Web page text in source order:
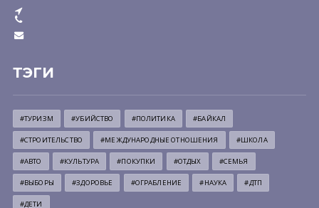
ТЭГИ
#ТУРИЗМ #УБИЙСТВО #ПОЛИТИКА #БАЙКАЛ
#СТРОИТЕЛЬСТВО #МЕЖДУНАРОДНЫЕ ОТНОШЕНИЯ #ШКОЛА
#АВТО #КУЛЬТУРА #ПОКУПКИ #ОТДЫХ #СЕМЬЯ
#ВЫБОРЫ #ЗДОРОВЬЕ #ОГРАБЛЕНИЕ #НАУКА #ДТП
#ДЕТИ